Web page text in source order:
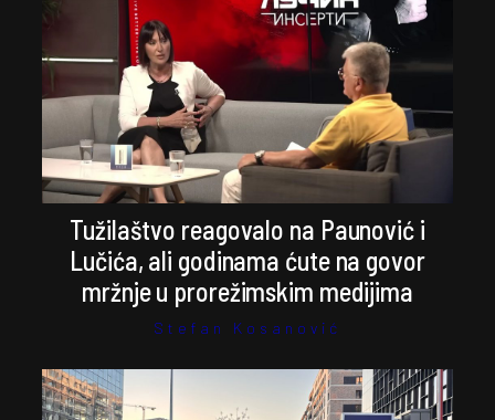
Tužilaštvo reagovalo na Paunović i
Lučića, ali godinama ćute na govor
mržnje u prorežimskim medijima
Stefan Kosanović